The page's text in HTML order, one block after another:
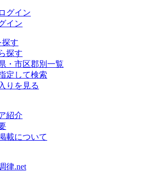
グイン
イン
探す
探す
・市区郡別一覧
定して検索
りを見る
紹介
載について
律.net